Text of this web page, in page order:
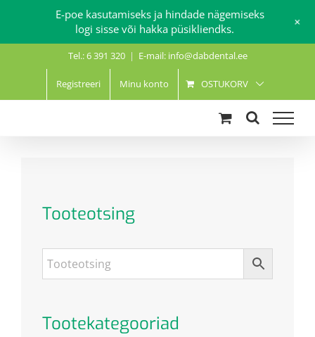
Tel.: 6 391 320 | E-mail: info@dabdental.ee
Registreeri Minu konto OSTUKORV
Tooteotsing
Tootekategooriad
E-poe kasutamiseks ja hindade nägemiseks
logi sisse või hakka püsikliendks.
+